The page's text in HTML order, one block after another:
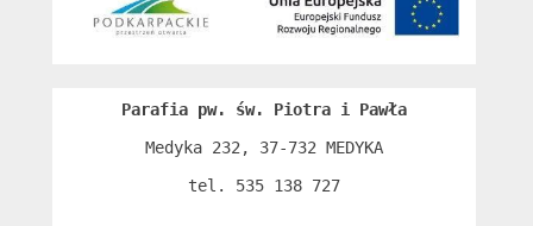
Parafia pw. św. Piotra i Pawła
Medyka 232, 37-732 MEDYKA
tel. 535 138 727